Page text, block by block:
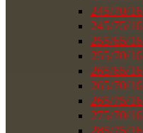
245/70/16
245/75/16
255/65/16
255/70/16
265/65/16
265/70/16
265/75/16
275/70/16
285/75/16